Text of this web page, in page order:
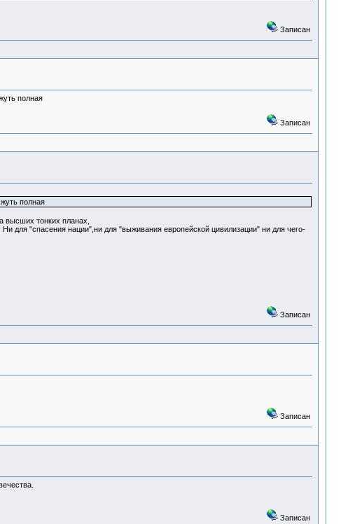
Записан
полная
Записан
полная
высших тонких планах,
для "спасения нации",ни для "выживания европейской цивилизации" ни для чего-
Записан
Записан
Записан